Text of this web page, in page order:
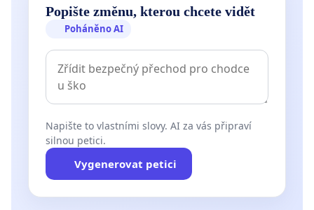
Popište změnu, kterou chcete vidět
Poháněno AI
Napište to vlastními slovy. AI za vás připraví
silnou petici.
Vygenerovat petici